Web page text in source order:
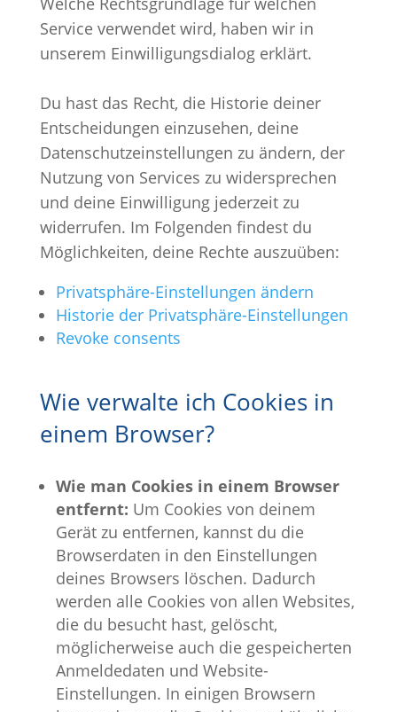
Service verwendet wird, haben wir in
unserem Einwilligungsdialog erklärt.
Du hast das Recht, die Historie deiner
Entscheidungen einzusehen, deine
Datenschutzeinstellungen zu ändern, der
Nutzung von Services zu widersprechen
und deine Einwilligung jederzeit zu
widerrufen. Im Folgenden findest du
Möglichkeiten, deine Rechte auszuüben:
Privatsphäre-Einstellungen ändern
Historie der Privatsphäre-Einstellungen
Revoke consents
Wie verwalte ich Cookies in
einem Browser?
Wie man Cookies in einem Browser
entfernt: Um Cookies von deinem
Gerät zu entfernen, kannst du die
Browserdaten in den Einstellungen
deines Browsers löschen. Dadurch
werden alle Cookies von allen Websites,
die du besucht hast, gelöscht,
möglicherweise auch die gespeicherten
Anmeldedaten und Website-
Einstellungen. In einigen Browsern